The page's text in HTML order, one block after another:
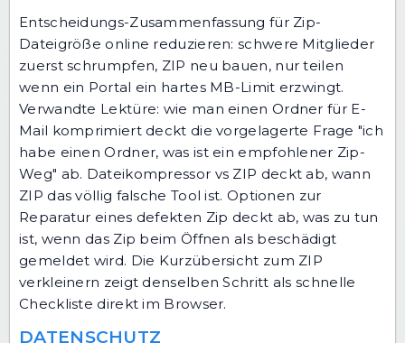
Entscheidungs-Zusammenfassung für Zip-
Dateigröße online reduzieren: schwere Mitglieder
zuerst schrumpfen, ZIP neu bauen, nur teilen
wenn ein Portal ein hartes MB-Limit erzwingt.
Verwandte Lektüre: wie man einen Ordner für E-
Mail komprimiertdeckt die vorgelagerte Frage "ich
habe einen Ordner, was ist ein empfohlener Zip-
Weg" ab. Dateikompressor vs ZIP deckt ab, wann
ZIP das völlig falsche Tool ist. Optionen zur
Reparatur eines defekten Zip deckt ab, was zu tun
ist, wenn das Zip beim Öffnen als beschädigt
gemeldet wird. Die Kurzübersicht zum ZIP
verkleinern zeigt denselben Schritt als schnelle
Checkliste direkt im Browser.
DATENSCHUTZ